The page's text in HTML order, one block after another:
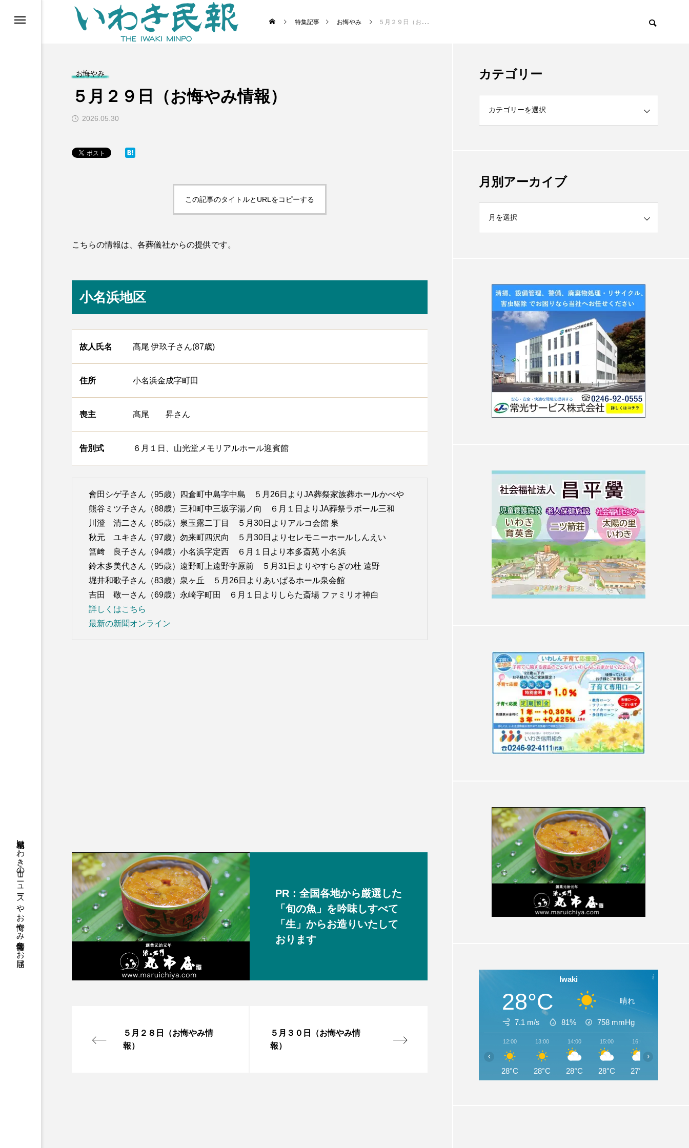
福島県いわき市のニュースやお悔やみ情報等をお届け
特集記事 お悔やみ ５月２９日（お悔やみ情報）
お悔やみ
５月２９日（お悔やみ情報）
2026.05.30
この記事のタイトルとURLをコピーする
こちらの情報は、各葬儀社からの提供です。
小名浜地区
故人氏名 髙尾 伊玖子さん(87歳)
住所 小名浜金成字町田
喪主 髙尾 昇さん
告別式 ６月１日、山光堂メモリアルホール迎賓館
會田シゲ子さん（95歳）四倉町中島字中島 ５月26日よりJA葬祭家族葬ホールかべや
熊谷ミツ子さん（88歳）三和町中三坂字湯ノ向 ６月１日よりJA葬祭ラボール三和
川澄 清二さん（85歳）泉玉露二丁目 ５月30日よりアルコ会館 泉
秋元 ユキさん（97歳）勿来町四沢向 ５月30日よりセレモニーホールしんえい
筥﨑 良子さん（94歳）小名浜字定西 ６月１日より本多斎苑 小名浜
鈴木多美代さん（95歳）遠野町上遠野字原前 ５月31日よりやすらぎの杜 遠野
堀井和歌子さん（83歳）泉ヶ丘 ５月26日よりあいぱるホール泉会館
吉田 敬一さん（69歳）永崎字町田 ６月１日よりしらた斎場 ファミリオ神白
詳しくはこちら
最新の新聞オンライン
PR：全国各地から厳選した
「旬の魚」を吟味しすべて
「生」からお造りいたして
おります
５月２８日（お悔やみ情
報）
５月３０日（お悔やみ情
報）
カテゴリー
月別アーカイブ
Iwaki
28°C 晴れ
7.1 m/s 81% 758 mmHg
12:00
28°C
13:00
28°C
14:00
28°C
15:00
28°C
16:00
27°C
‹ ›